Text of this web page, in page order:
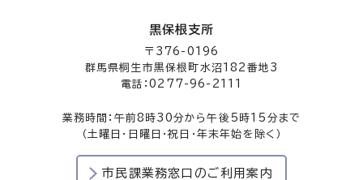
黒保根支所
〒376-0196
群馬県桐生市黒保根町水沼182番地3
電話：0277-96-2111
業務時間：午前8時30分から午後5時15分まで
（土曜日・日曜日・祝日・年末年始を除く）
市民課業務窓口のご利用案内